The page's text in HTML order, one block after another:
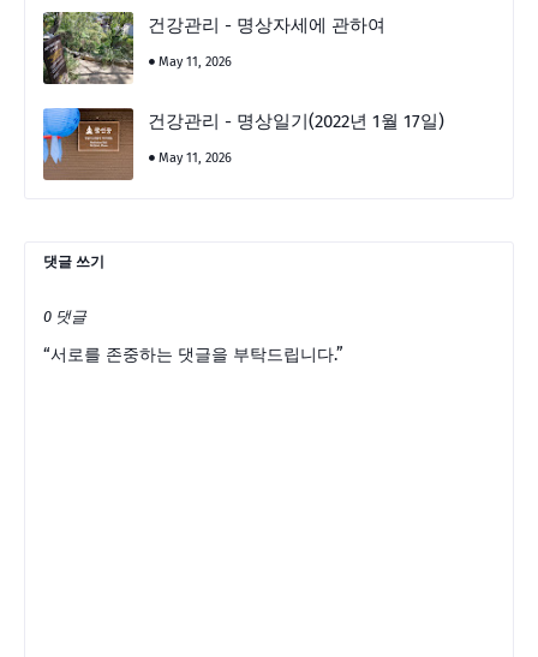
건강관리 - 명상자세에 관하여
May 11, 2026
건강관리 - 명상일기(2022년 1월 17일)
May 11, 2026
댓글 쓰기
0 댓글
“서로를 존중하는 댓글을 부탁드립니다.”